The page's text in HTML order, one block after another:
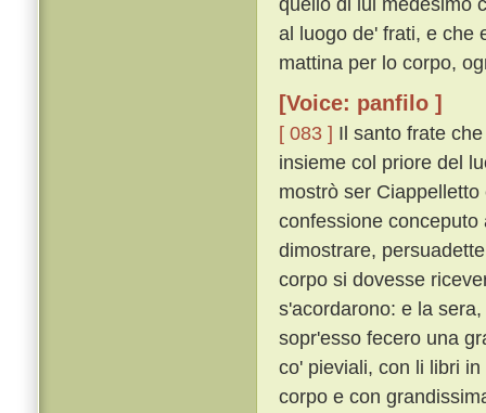
al luogo de' frati, e che
mattina per lo corpo,
[Voice: panfilo ]
[ 083 ] Il santo frate
insieme col priore del
mostrò ser
confessione
dimostrare,
corpo si dovesse
s'acordarono: e la
sopr'esso fecero una
co' pieviali, con li libri
corpo e con